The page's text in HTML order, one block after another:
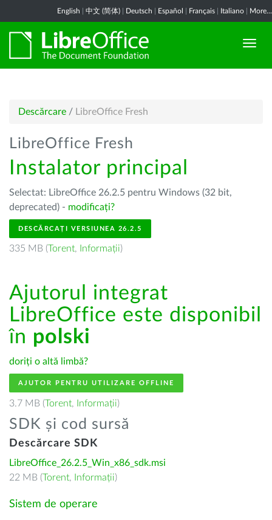
English 中文 (简体) Deutsch Español Français Italiano More...
Descărcare / LibreOffice Fresh
LibreOffice Fresh
Instalator principal
Selectat: LibreOffice 26.2.5 pentru Windows (32 bit,
deprecated) - modificați?
DESCĂRCAȚI VERSIUNEA 26.2.5
335 MB (Torent, Informații)
Ajutorul integrat
LibreOffice este disponibil
în polski
doriți o altă limbă?
AJUTOR PENTRU UTILIZARE OFFLINE
3.7 MB (Torent, Informații)
SDK și cod sursă
Descărcare SDK
LibreOffice_26.2.5_Win_x86_sdk.msi
22 MB (Torent, Informații)
Sistem de operare